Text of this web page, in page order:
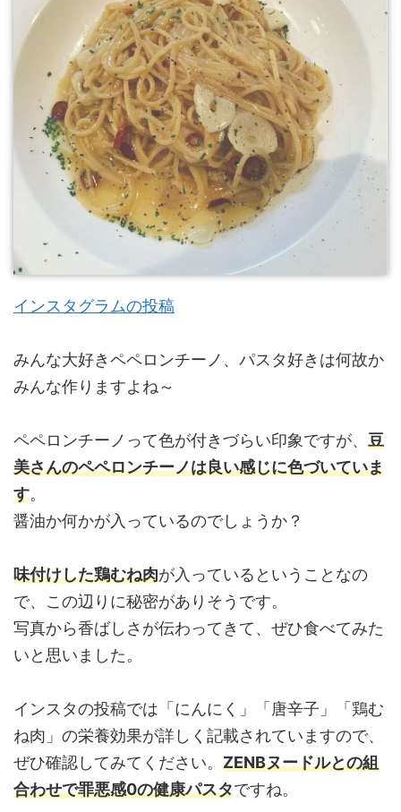
インスタグラムの投稿
みんな大好きペペロンチーノ、パスタ好きは何故か
みんな作りますよね～
ペペロンチーノって色が付きづらい印象ですが、 豆
美さんのペペロンチーノは良い感じに色づいていま
す。
醤油か何かが入っているのでしょうか？
味付けした鶏むね肉が入っているということなの
で、この辺りに秘密がありそうです。
写真から香ばしさが伝わってきて、ぜひ食べてみた
いと思いました。
インスタの投稿では「にんにく」「唐辛子」「鶏む
ね肉」の栄養効果が詳しく記載されていますので、
ぜひ確認してみてください。 ZENBヌードルとの組
合わせで罪悪感0の健康パスタですね。